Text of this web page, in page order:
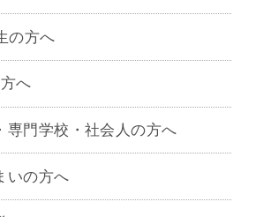
の方へ
へ
専門学校・社会人の方へ
いの方へ